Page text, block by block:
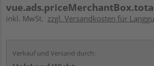
inkl. MwSt. zzgl. Versandkosten für
Verkauf und Versand durch: